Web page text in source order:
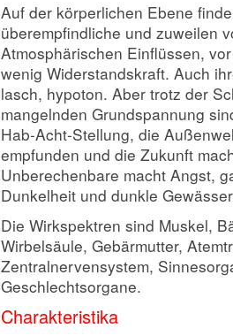
Auf der körperlichen Ebene
überempfindliche und zuweilen
Atmosphärischen Einflüssen,
wenig Widerstandskraft. Auch
lasch, hypoton. Aber trotz der
mangelnden Grundspannung
Hab-Acht-Stellung, die
empfunden und die Zukunft
Unberechenbare macht Angst,
Dunkelheit und dunkle
Die Wirkspektren sind Muskel,
Wirbelsäule, Gebärmutter,
Zentralnervensystem,
Geschlechtsorgane.
Charakteristika